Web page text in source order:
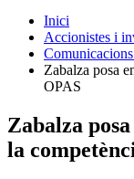
Inici
Accionistes i
Zabalza posa
OPAS
Zabalza
la